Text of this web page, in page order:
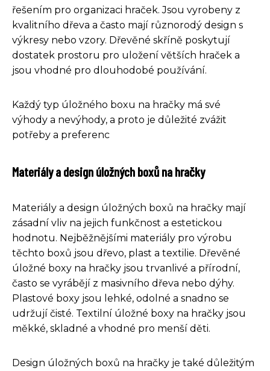
řešením pro organizaci hraček. Jsou vyrobeny z
kvalitního dřeva a často mají různorodý design s
výkresy nebo vzory. Dřevěné skříně poskytují
dostatek prostoru pro uložení větších hraček a
jsou vhodné pro dlouhodobé používání.
Každý typ úložného boxu na hračky má své
výhody a nevýhody, a proto je důležité zvážit
potřeby a preferenc
Materiály a design úložných boxů na hračky
Materiály a design úložných boxů na hračky mají
zásadní vliv na jejich funkčnost a estetickou
hodnotu. Nejběžnějšími materiály pro výrobu
těchto boxů jsou dřevo, plast a textilie. Dřevěné
úložné boxy na hračky jsou trvanlivé a přírodní,
často se vyrábějí z masivního dřeva nebo dýhy.
Plastové boxy jsou lehké, odolné a snadno se
udržují čisté. Textilní úložné boxy na hračky jsou
měkké, skladné a vhodné pro menší děti.
Design úložných boxů na hračky je také důležitým